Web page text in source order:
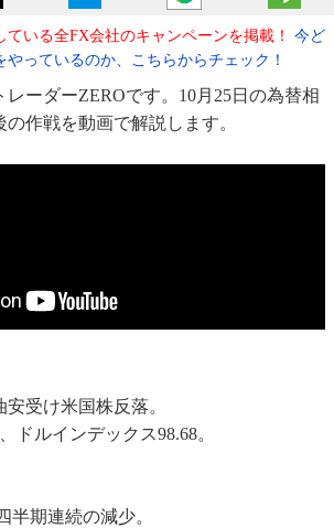
ている全FX会社のキャンペーンを掲載！
今ど
っているのか、こちらからチェック！
レーダーZEROです。10月25日の為替相
作戦を動画で解説します。
安受け米国株反落。
ドルインデックス98.68。
半期連続の減少。